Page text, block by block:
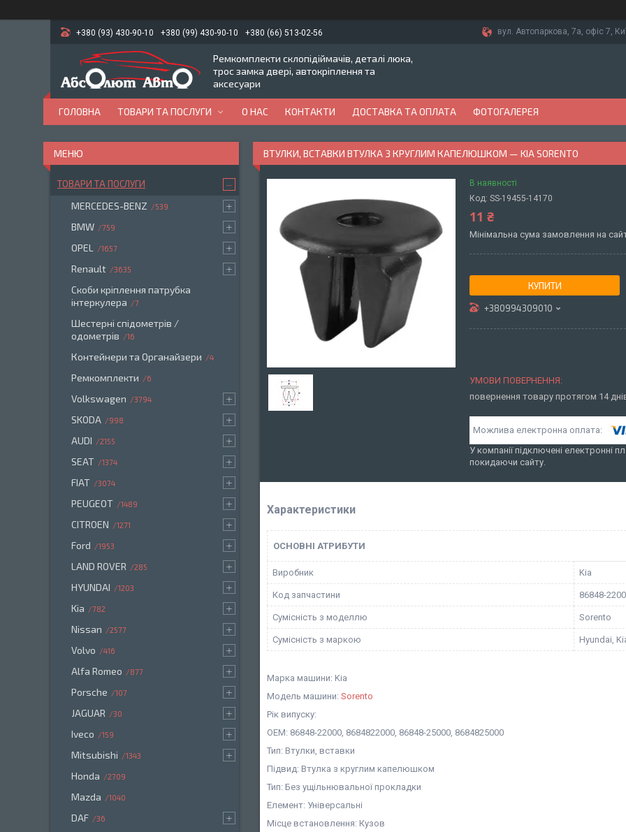
+380 (93) 430-90-10 +380 (99) 430-90-10 +380 (66) 513-02-56 вул. Автопаркова, 7а, офіс 7,
Ремкомплекти склопідіймачів, деталі люка,
трос замка двері, автокріплення та
аксесуари
ГОЛОВНА ТОВАРИ ТА ПОСЛУГИ О НАС КОНТАКТИ ДОСТАВКА ТА ОПЛАТА ФОТОГАЛЕРЕЯ
ВТУЛКИ, ВСТАВКИ ВТУЛКА З КРУГЛИМ КАПЕЛЮШКОМ — KIA SORENTO
В наявності
Код: SS-19455-14170
11 ₴
Мінімальна сума замовлення на
КУПИТИ
+380994309010
повернення товару протягом 14
У компанії підключені електронні
покидаючи сайту.
Характеристики
ОСНОВНІ АТРИБУТИ
Виробник Kia
Код запчастини 86848-
Сумісність з моделлю Sorento
Сумісність з маркою Hyundai,
Марка машини: Kia
Модель машини: Sorento
Рік випуску:
OEM: 86848-22000, 8684822000, 86848-25000, 8684825000
Тип: Втулки, вставки
Підвид: Втулка з круглим капелюшком
Тип: Без ущільнювальної прокладки
Елемент: Універсальні
Місце встановлення: Кузов
ТОВАРИ ТА ПОСЛУГИ
MERCEDES-BENZ 539
BMW 759
OPEL 1657
Renault 3635
Скоби кріплення патрубка
інтеркулера
7
Шестерні спідометрів /
одометрів
16
Контейнери та Органайзери 4
Ремкомплекти 6
Volkswagen 3794
SKODA 998
AUDI 2155
SEAT 1374
FIAT 3074
PEUGEOT 1489
CITROEN 1271
Ford 1953
LAND ROVER 285
HYUNDAI 1203
Kia 782
Nissan 2577
Volvo 416
Alfa Romeo 877
Porsche 107
JAGUAR 30
Iveco 159
Mitsubishi 1343
Honda 2709
Mazda 1040
DAF 36